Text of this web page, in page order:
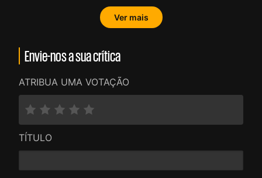
mãos de um Tim Burton (por exemplo), era outra
louça. O 3D não era necessário.</p>
Ver mais
Envie-nos a sua crítica
ATRIBUA UMA VOTAÇÃO
TÍTULO